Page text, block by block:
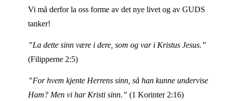
Vi må derfor la oss forme av det nye livet og av GUDS
tanker!
”La dette sinn være i dere, som og var i Kristus Jesus.”
(Filipperne 2:5)
”For hvem kjente Herrens sinn, så han kunne undervise
Ham? Men vi har Kristi sinn.” (1 Korinter 2:16)